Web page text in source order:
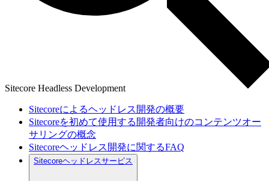
Sitecore Headless Development
Sitecoreによるヘッドレス開発の概要
Sitecoreを初めて使用する開発者向けのコンテンツオー
サリングの概念
Sitecoreヘッドレス開発に関するFAQ
Sitecoreヘッドレスサービス